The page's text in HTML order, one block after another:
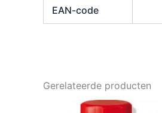
EAN-code
Gerelateerde producten